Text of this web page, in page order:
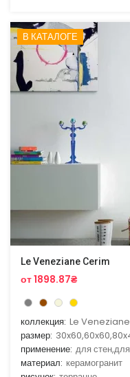
В КАТАЛОГЕ
Le Veneziane Cerim
от 1898.87₴
коллекция: Le Veneziane
размер:
применение: для
материал: керамогранит